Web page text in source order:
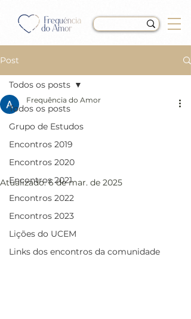
Post
Todos os posts
Grupo de Estudos
Encontros 2019
Encontros 2020
Encontros 2021
Encontros 2022
Encontros 2023
Lições do UCEM
Links dos encontros da comunidade
Todos os posts
LIÇÃO 28 do Livro de
Exercícios de “Um Curso
em Milagres” (UCEM)
Frequência do Amor
Atualizado:6 de mar. de 2025